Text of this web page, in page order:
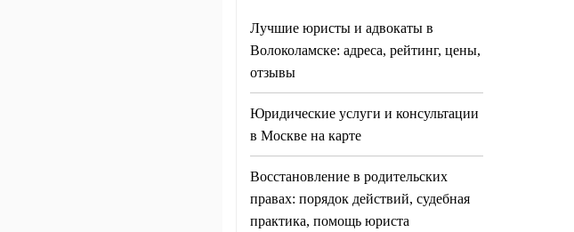
Лучшие юристы и адвокаты в
Волоколамске: адреса, рейтинг, цены,
отзывы
Юридические услуги и консультации
в Москве на карте
Восстановление в родительских
правах: порядок действий, судебная
практика, помощь юриста